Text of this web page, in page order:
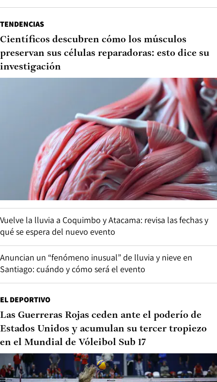
TENDENCIAS
Científicos descubren cómo los músculos
preservan sus células reparadoras: esto dice su
investigación
Vuelve la lluvia a Coquimbo y Atacama: revisa las fechas y
qué se espera del nuevo evento
Anuncian un “fenómeno inusual” de lluvia y nieve en
Santiago: cuándo y cómo será el evento
EL DEPORTIVO
Las Guerreras Rojas ceden ante el poderío de
Estados Unidos y acumulan su tercer tropiezo
en el Mundial de Vóleibol Sub 17